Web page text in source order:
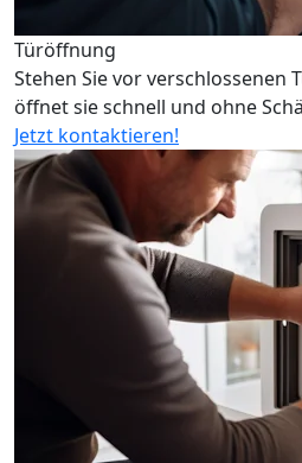
Türöffnung
Stehen Sie vor verschlossenen
öffnet sie schnell und ohne
Jetzt kontaktieren!